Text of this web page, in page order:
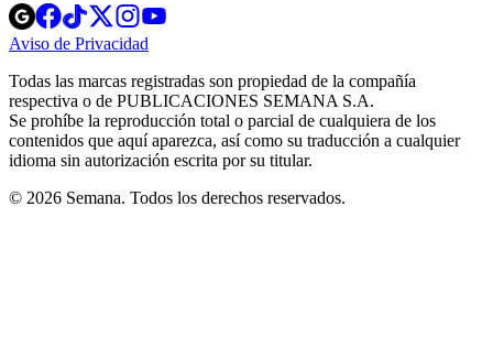
Opens
in
new
Opens
in
new
Opens
in
new
window
Opens
new
windowwindow
Aviso de Privacidad
new
window
Todas las marcas registradas son propiedad de la compañía
respectiva o de PUBLICACIONES SEMANA S.A.
Se prohíbe la reproducción total o parcial de cualquiera de los
contenidos que aquí aparezca, así como su traducción a cualquier
idioma sin autorización escrita por su titular.
© 2026 Semana. Todos los derechos reservados.